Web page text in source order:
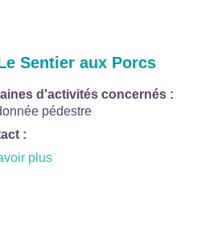
Sentier aux Porcs
d'activités concernés :
pédestre
:
plus